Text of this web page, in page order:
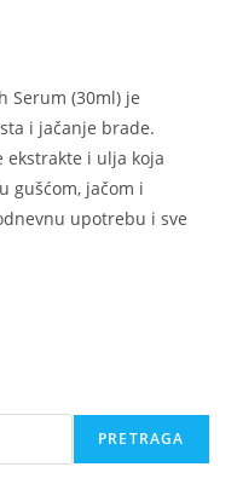
Serum (30ml) je
i jačanje brade.
i ulja koja
gušćom, jačom i
upotrebu i sve
PRETRAGA